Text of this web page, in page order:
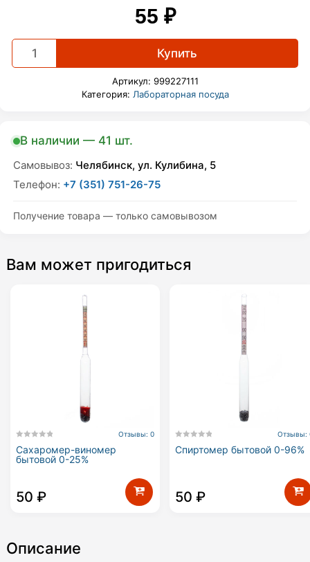
55 ₽
Цилиндр
мерный
Купить
Артикул: 999227111
Категория: Лабораторная посуда
В наличии — 41 шт.
Самовывоз: Челябинск, ул. Кулибина, 5
Телефон: +7 (351) 751-26-75
Получение товара — только самовывозом
Вам может пригодиться
Отзывы: 0
Сахаромер-виномер
бытовой 0-25%
50 ₽
Отзывы:
Спиртомер бытовой 0-96%
50 ₽
Описание